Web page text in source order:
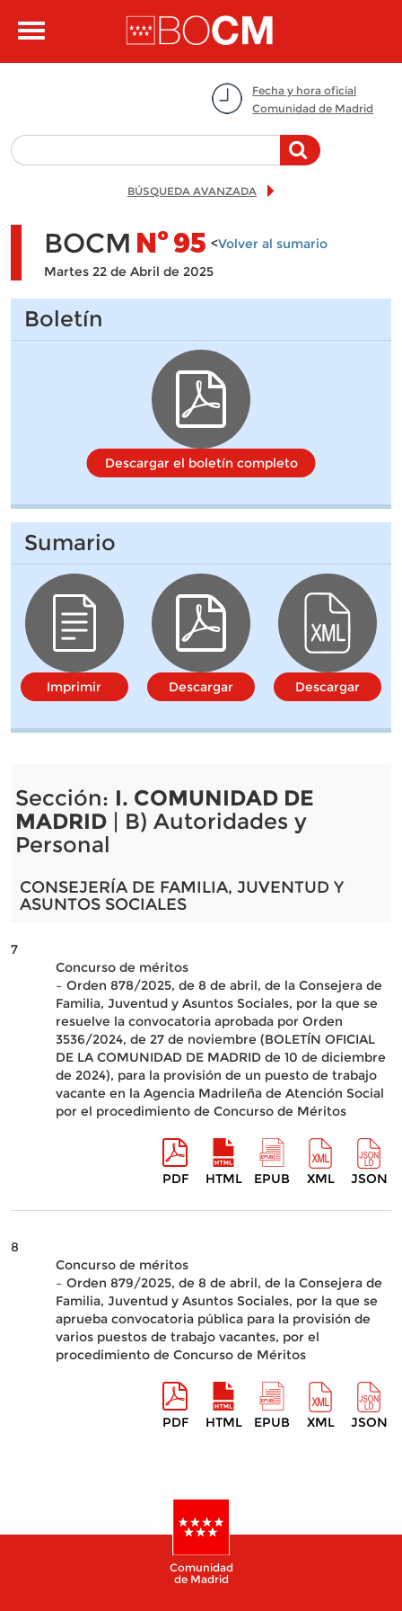
Toggle
Fecha y hora oficial
Comunidad de Madrid
BÚSQUEDA AVANZADA
BOCM Nº95 <Volver al sumario
Martes 22 de Abril de 2025
Boletín
Descargar el boletín completo
Sumario
Imprimir Descargar Descargar
Sección: I. COMUNIDAD DE
MADRID| B) Autoridades y
Personal
CONSEJERÍA DE FAMILIA, JUVENTUD Y
ASUNTOS SOCIALES
7
Concurso de méritos
– Orden 878/2025, de 8 de abril, de la Consejera de
Familia, Juventud y Asuntos Sociales, por la que se
resuelve la convocatoria aprobada por Orden
3536/2024, de 27 de noviembre (BOLETÍN OFICIAL
DE LA COMUNIDAD DE MADRID de 10 de diciembre
de 2024), para la provisión de un puesto de trabajo
vacante en la Agencia Madrileña de Atención Social
por el procedimiento de Concurso de Méritos
PDF HTML EPUB XML JSON
8
Concurso de méritos
– Orden 879/2025, de 8 de abril, de la Consejera de
Familia, Juventud y Asuntos Sociales, por la que se
aprueba convocatoria pública para la provisión de
varios puestos de trabajo vacantes, por el
procedimiento de Concurso de Méritos
PDF HTML EPUB XML JSON
Comunidad
de Madrid